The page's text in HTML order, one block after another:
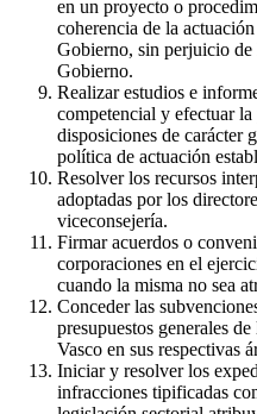
en un proyecto o
coherencia de la
Gobierno, sin perjuicio de
Gobierno.
Realizar estudios e
competencial y efectuar
disposiciones de carácter
política de actuación
Resolver los recursos
adoptadas por los
viceconsejería.
Firmar acuerdos o
corporaciones en el
cuando la misma no sea
Conceder las
presupuestos generales
Vasco en sus respectivas
Iniciar y resolver los
infracciones tipificadas